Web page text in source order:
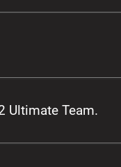
Ultimate Team.